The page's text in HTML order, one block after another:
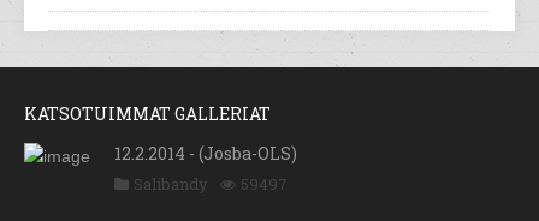
KATSOTUIMMAT GALLERIAT
12.2.2014 - (Josba-OLS)
Salibandy 59497